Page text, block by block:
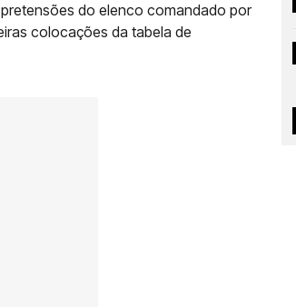
do elenco comandado por
colocações da tabela de